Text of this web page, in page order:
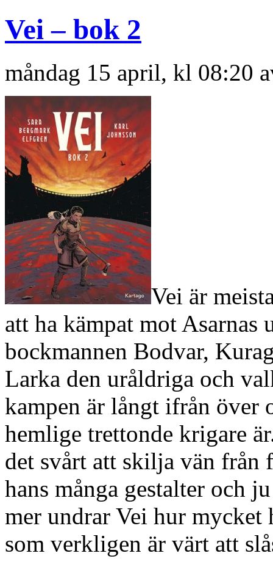
Vei – bok 2
måndag 15 april, kl 08:20
Vei är
att ha kämpat mot Asarnas
bockmannen Bodvar,
Larka den uråldriga och
kampen är långt ifrån över
hemlige trettonde krigare
det svårt att skilja vän från
hans många gestalter och
mer undrar Vei hur mycket
som verkligen är värt att